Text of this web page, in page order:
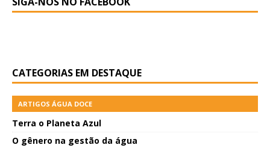
CATEGORIAS EM DESTAQUE
ARTIGOS ÁGUA DOCE
Terra o Planeta Azul
O gênero na gestão da água